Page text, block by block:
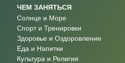
ЧЕМ ЗАНЯТЬСЯ
Солнце и Море
Спорт и Тренировки
Здоровье и Оздоровление
Еда и Напитки
Культура и Религия